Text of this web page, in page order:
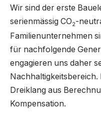
Wir sind der erste
serienmässig CO2-
Familienunternehmen
für nachfolgende
engagieren uns daher
Dreiklang aus
Kompensation.